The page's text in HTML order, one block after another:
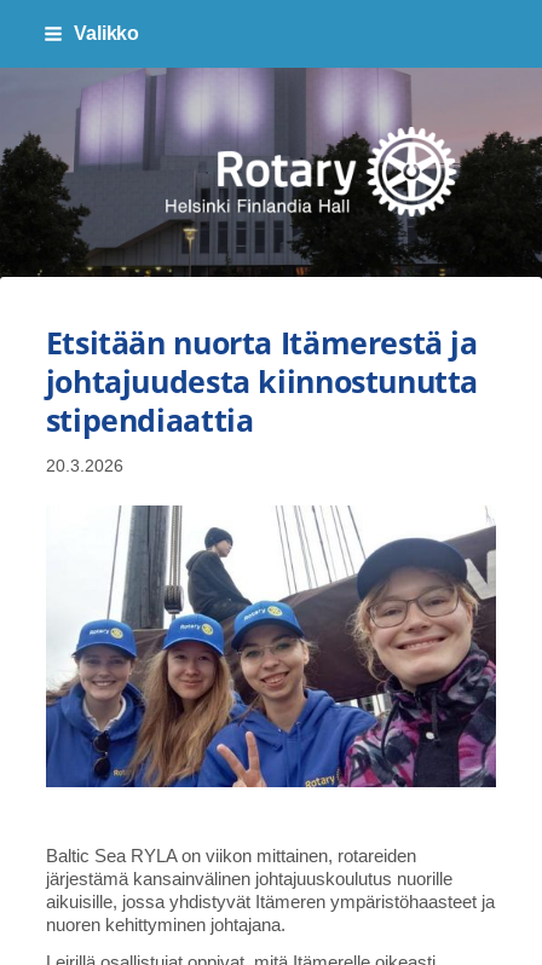
Siirry
sivun
sisältöön
Valikko
Finlandia Hall Rotaryklubi ry
Etsitään nuorta Itämerestä ja
johtajuudesta kiinnostunutta
stipendiaattia
20.3.2026
Baltic Sea RYLA on viikon mittainen, rotareiden
järjestämä kansainvälinen johtajuuskoulutus nuorille
aikuisille, jossa yhdistyvät Itämeren ympäristöhaasteet ja
nuoren kehittyminen johtajana.